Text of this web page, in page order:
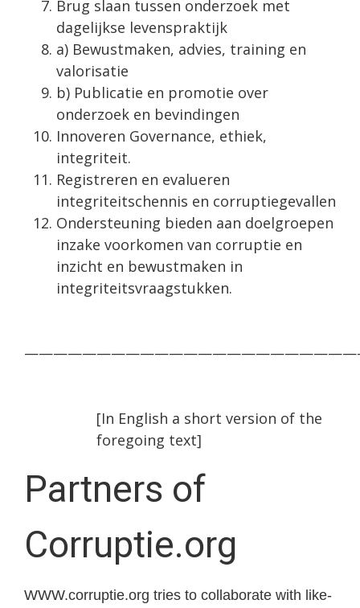
Brug slaan tussen onderzoek met
dagelijkse levenspraktijk
a) Bewustmaken, advies, training en
valorisatie
b) Publicatie en promotie over
onderzoek en bevindingen
Innoveren Governance, ethiek,
integriteit.
Registreren en evalueren
integriteitschennis en corruptiegevallen
Ondersteuning bieden aan doelgroepen
inzake voorkomen van corruptie en
inzicht en bewustmaken in
integriteitsvraagstukken.
[In English a short version of the
foregoing text]
Partners of
Corruptie.org
WWW.corruptie.org tries to collaborate with like-